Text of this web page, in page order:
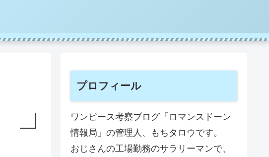
プロフィール
ワンピース考察ブログ「ロマンスドーン
情報局」の管理人、もちタロウです。
おじさんの工場勤務のサラリーマンで、